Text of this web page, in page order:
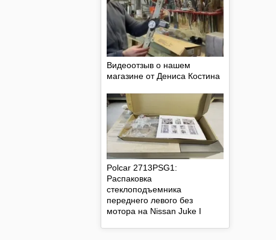
Видеоотзыв о нашем
магазине от Дениса Костина
Polcar 2713PSG1:
Распаковка
стеклоподъемника
переднего левого без
мотора на Nissan Juke I